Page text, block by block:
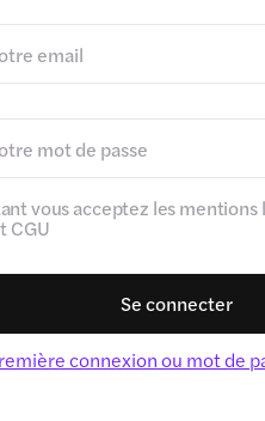
vous acceptez les
CGU
Se connecter
connexion ou mot de